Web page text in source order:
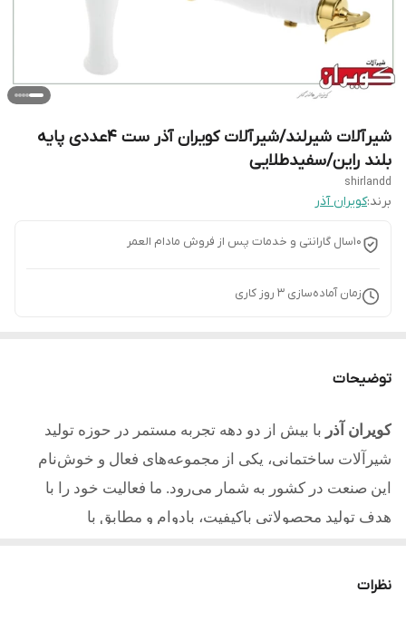
شیرآلات شیرلند/شیرآلات کویران آذر ست 4عددی پایه
بلند راین/سفیدطلایی
shirlandd
برند:کویران آذر
10سال گارانتی و خدمات پس از فروش مادام العمر
زمان آماده‌سازی 3 روز کاری
توضیحات
کویران آذر با بیش از دو دهه تجربه مستمر در حوزه تولید
شیرآلات ساختمانی، یکی از مجموعه‌های فعال و خوش‌نام
این صنعت در کشور به شمار می‌رود. ما فعالیت خود را با
هدف تولید محصولاتی باکیفیت، بادوام و مطابق با
فنی و تعهد به مشتریان یکی از مطلوب ترین تولیدکنندگان در
نظرات